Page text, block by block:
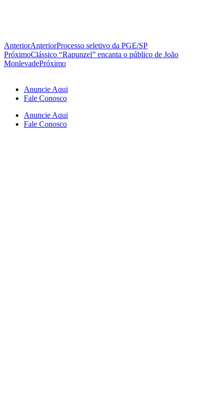
AnteriorAnteriorProcesso seletivo da PGE/SP
PróximoClássico “Rapunzel” encanta o público de João
MonlevadePróximo
Anuncie Aqui
Fale Conosco
Anuncie Aqui
Fale Conosco